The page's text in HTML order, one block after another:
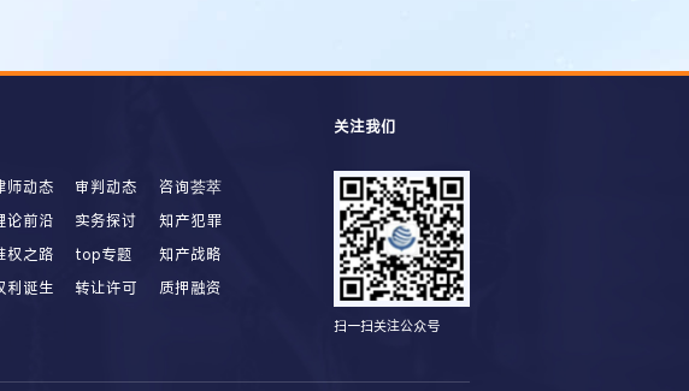
师动态 审判动态
咨询荟萃
论前沿 实务探讨
知产犯罪
权之路 top专题
知产战略
利诞生 转让许可
质押融资
关注我们
扫一扫关注公众号